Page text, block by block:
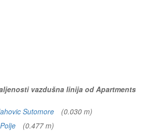
vazdušna linija od Apartments
Sutomore
(0.030 m)
(0.477 m)